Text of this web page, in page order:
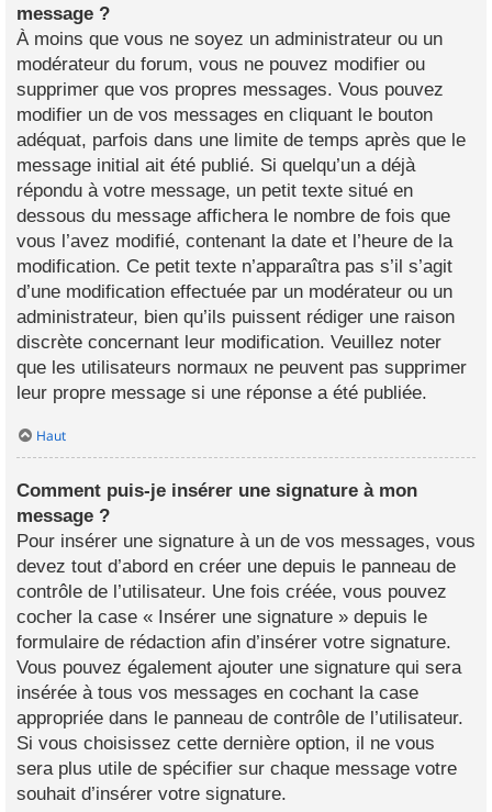
message ?
À moins que vous ne soyez un administrateur ou un
modérateur du forum, vous ne pouvez modifier ou
supprimer que vos propres messages. Vous pouvez
modifier un de vos messages en cliquant le bouton
adéquat, parfois dans une limite de temps après que le
message initial ait été publié. Si quelqu’un a déjà
répondu à votre message, un petit texte situé en
dessous du message affichera le nombre de fois que
vous l’avez modifié, contenant la date et l’heure de la
modification. Ce petit texte n’apparaîtra pas s’il s’agit
d’une modification effectuée par un modérateur ou un
administrateur, bien qu’ils puissent rédiger une raison
discrète concernant leur modification. Veuillez noter
que les utilisateurs normaux ne peuvent pas supprimer
leur propre message si une réponse a été publiée.
Haut
Comment puis-je insérer une signature à mon
message ?
Pour insérer une signature à un de vos messages, vous
devez tout d’abord en créer une depuis le panneau de
contrôle de l’utilisateur. Une fois créée, vous pouvez
cocher la case « Insérer une signature » depuis le
formulaire de rédaction afin d’insérer votre signature.
Vous pouvez également ajouter une signature qui sera
insérée à tous vos messages en cochant la case
appropriée dans le panneau de contrôle de l’utilisateur.
Si vous choisissez cette dernière option, il ne vous
sera plus utile de spécifier sur chaque message votre
souhait d’insérer votre signature.